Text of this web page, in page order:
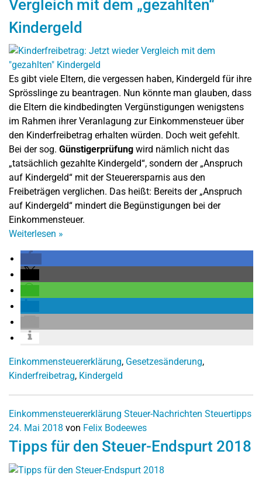
Vergleich mit dem „gezahlten“
Kindergeld
Es gibt viele Eltern, die vergessen haben, Kindergeld für ihre
Sprösslinge zu beantragen. Nun könnte man glauben, dass
die Eltern die kindbedingten Vergünstigungen wenigstens
im Rahmen ihrer Veranlagung zur Einkommensteuer über
den Kinderfreibetrag erhalten würden. Doch weit gefehlt.
Bei der sog. Günstigerprüfung wird nämlich nicht das
„tatsächlich gezahlte Kindergeld“, sondern der „Anspruch
auf Kindergeld“ mit der Steuerersparnis aus den
Freibeträgen verglichen. Das heißt: Bereits der „Anspruch
auf Kindergeld“ mindert die Begünstigungen bei der
Einkommensteuer.
Weiterlesen »
Einkommensteuererklärung, Gesetzesänderung,
Kinderfreibetrag, Kindergeld
Einkommensteuererklärung Steuer-Nachrichten Steuertipps
24. Mai 2018 von Felix Bodeewes
Tipps für den Steuer-Endspurt 2018